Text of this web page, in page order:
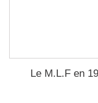
Le M.L.F en